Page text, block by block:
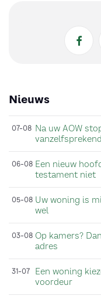
Nieuws
07-08 Na uw AOW
vanzelfsprekend
06-08 Een nieuw
testament niet
05-08 Uw woning is
wel
03-08 Op kamers?
adres
31-07 Een woning
voordeur